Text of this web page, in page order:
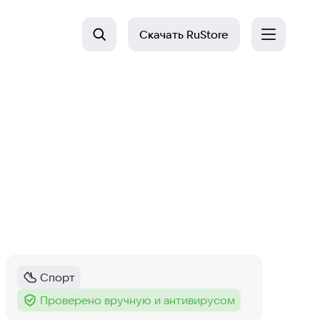
Скачать RuStore
Категория
Спорт
Тег :
Проверено вручную и антивирусом